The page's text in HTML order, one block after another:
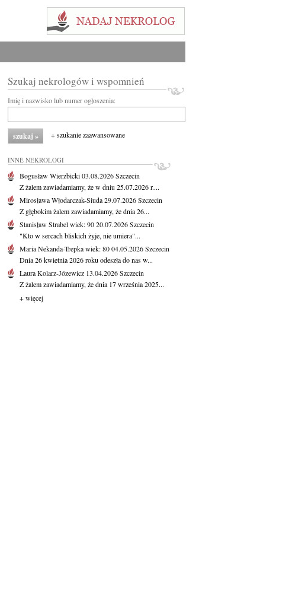
Szukaj nekrologów i wspomnień
Imię i nazwisko lub numer ogłoszenia:
+ szukanie zaawansowane
INNE NEKROLOGI
Bogusław Wierzbicki03.08.2026Szczecin
Z żalem zawiadamiamy, że w dniu 25.07.2026 r....
Mirosława Włodarczak-Siuda29.07.2026Szczecin
Z głębokim żalem zawiadamiamy, że dnia 26...
Stanisław Strabelwiek: 9020.07.2026Szczecin
"Kto w sercach bliskich żyje, nie umiera"...
Maria Nekanda-Trepkawiek: 8004.05.2026Szczecin
Dnia 26 kwietnia 2026 roku odeszła do nas w...
Laura Kolarz-Józewicz 13.04.2026Szczecin
Z żalem zawiadamiamy, że dnia 17 września 2025...
+ więcej